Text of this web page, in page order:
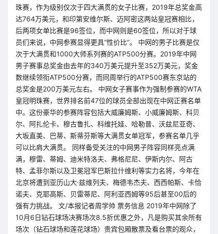
珠赛，作为级别仅次于四大满贯的女子比赛，2019年总奖金高
达764万美元，和印第安维尔斯、迈阿密这两站皇冠赛相比，
后两项女单比赛是96签位，而中网则是60签位，所以对于球
员们来说，中网参赛显得更具“性价比”。 中网的男子比赛是仅
次于大满贯和1000大师系列赛的ATP500分赛。2019年中网
男子赛事总奖金由去年的340万美元提升至352万美元，奖金
数继续领衔ATP500分赛，而同周举行的ATP500赛东京站的
总奖金是200万美元左右。 中网女子赛事作为强制参赛的WTA
皇冠明珠赛，世界排名前47位的球员全部出现在中网正赛名单
中。这份豪华的参赛阵容包括大威廉姆斯、小威廉姆斯、科贝
尔、阿扎伦卡、穆古鲁扎、科维托娃、哈勒普、沃兹尼亚奇、
大坂直美、巴蒂、斯蒂芬斯等大满贯女单冠军，参赛名单几乎
可以比肩大满贯。 同样备受关注的中网男子阵容同样亮点满
满，穆雷、蒂姆、迪米特洛夫、弗格尼尼、伊斯内尔、阿古
特、孟菲尔斯以及卫冕冠军巴斯拉什维利等实力名将，今年在
北京将遭到亚历山大·兹维列夫、梅德韦杰夫、西西帕斯、卡恰
诺夫、克耶高斯、贝雷蒂尼、阿利亚西姆等95后甚至00后的
强有力挑战。 文/本报记者周学帅 票务信息 2019年中网除了
10月6日钻石球场决赛场次8.5折优惠之外，凡是购买其余所有
场次（钻石球场和莲花球场）贵宾包厢散票及看台票的观众，